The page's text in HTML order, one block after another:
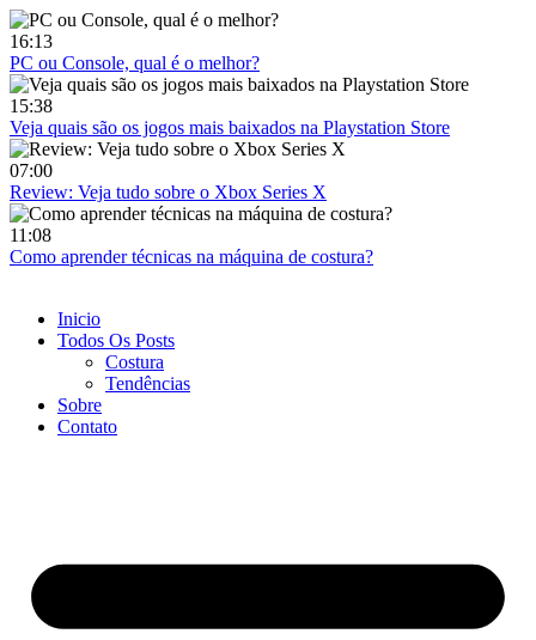
Ir
para
o
conteúdo
16:13
PC ou Console, qual é o melhor?
15:38
Veja quais são os jogos mais baixados na Playstation Store
07:00
Review: Veja tudo sobre o Xbox Series X
11:08
Como aprender técnicas na máquina de costura?
Inicio
Todos Os Posts
Costura
Tendências
Sobre
Contato